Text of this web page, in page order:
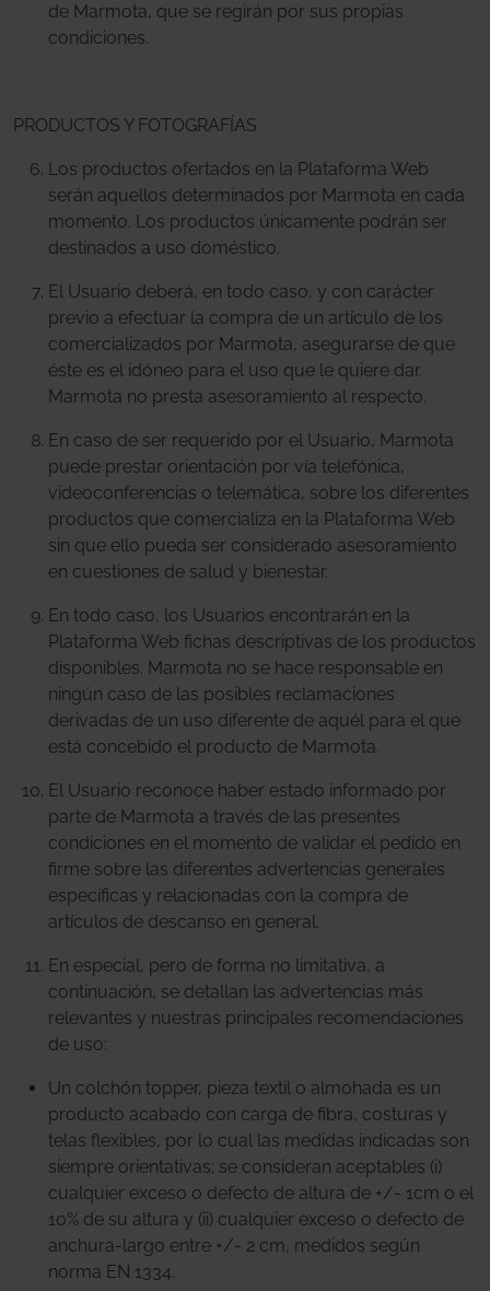
de Marmota, que se regirán por sus propias
condiciones.
PRODUCTOS Y FOTOGRAFÍAS
Los productos ofertados en la Plataforma Web
serán aquellos determinados por Marmota en cada
momento. Los productos únicamente podrán ser
destinados a uso doméstico.
El Usuario deberá, en todo caso, y con carácter
previo a efectuar la compra de un artículo de los
comercializados por Marmota, asegurarse de que
éste es el idóneo para el uso que le quiere dar.
Marmota no presta asesoramiento al respecto.
En caso de ser requerido por el Usuario, Marmota
puede prestar orientación por vía telefónica,
videoconferencias o telemática, sobre los diferentes
productos que comercializa en la Plataforma Web
sin que ello pueda ser considerado asesoramiento
en cuestiones de salud y bienestar.
En todo caso, los Usuarios encontrarán en la
Plataforma Web fichas descriptivas de los productos
disponibles. Marmota no se hace responsable en
ningún caso de las posibles reclamaciones
derivadas de un uso diferente de aquél para el que
está concebido el producto de Marmota.
El Usuario reconoce haber estado informado por
parte de Marmota a través de las presentes
condiciones en el momento de validar el pedido en
firme sobre las diferentes advertencias generales
específicas y relacionadas con la compra de
artículos de descanso en general.
En especial, pero de forma no limitativa, a
continuación, se detallan las advertencias más
relevantes y nuestras principales recomendaciones
de uso:
Un colchón topper, pieza textil o almohada es un
producto acabado con carga de fibra, costuras y
telas flexibles, por lo cual las medidas indicadas son
siempre orientativas; se consideran aceptables (i)
cualquier exceso o defecto de altura de +/- 1cm o el
10% de su altura y (ii) cualquier exceso o defecto de
anchura-largo entre +/- 2 cm, medidos según
norma EN 1334.